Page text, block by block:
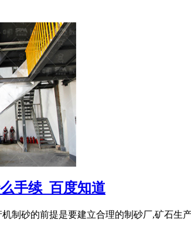
手续_百度知道
制砂的前提是要建立合理的制砂厂,矿石